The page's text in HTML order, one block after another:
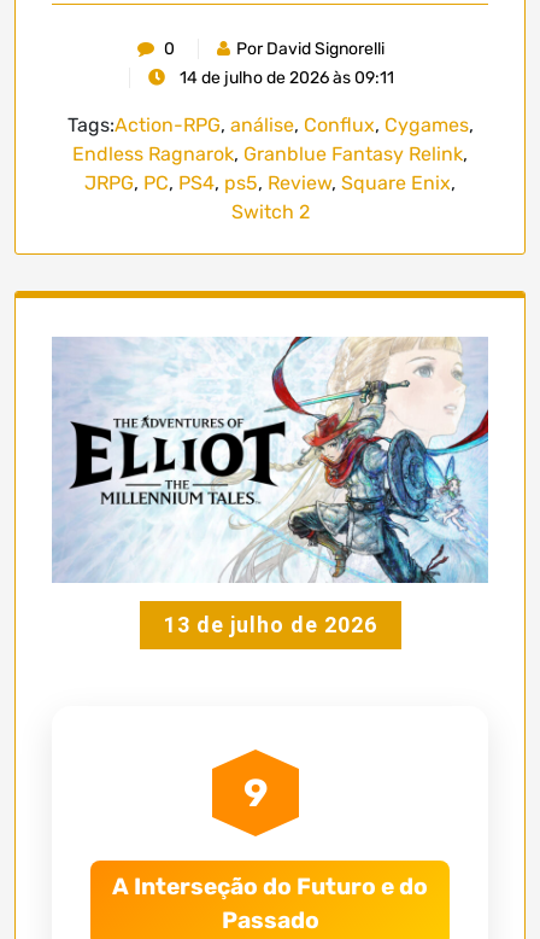
0
Por David Signorelli
14 de julho de 2026 às 09:11
Tags:Action-RPG, análise, Conflux, Cygames,
Endless Ragnarok, Granblue Fantasy Relink,
JRPG, PC, PS4, ps5, Review, Square Enix,
Switch 2
13 de julho de 2026
9
A Interseção do Futuro e do
Passado